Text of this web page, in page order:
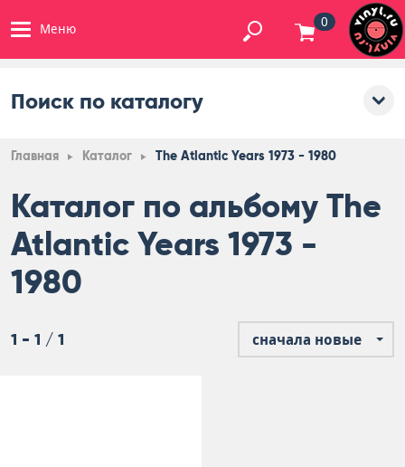
Меню 0
Поиск по каталогу
Главная Каталог The Atlantic Years 1973 - 1980
Каталог по альбому The
Atlantic Years 1973 -
1980
1 - 1 / 1 сначала новые